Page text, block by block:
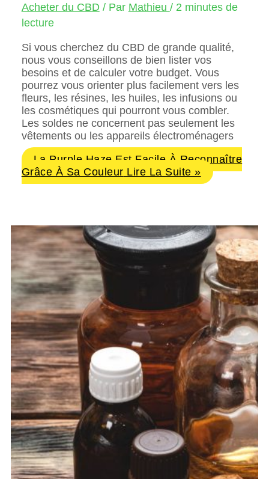
Acheter du CBD / Par Mathieu / 2 minutes de
lecture
Si vous cherchez du CBD de grande qualité,
nous vous conseillons de bien lister vos
besoins et de calculer votre budget. Vous
pourrez vous orienter plus facilement vers les
fleurs, les résines, les huiles, les infusions ou
les cosmétiques qui pourront vous combler.
Les soldes ne concernent pas seulement les
vêtements ou les appareils électroménagers
La Purple Haze Est Facile À Reconnaître
Grâce À Sa Couleur Lire La Suite »